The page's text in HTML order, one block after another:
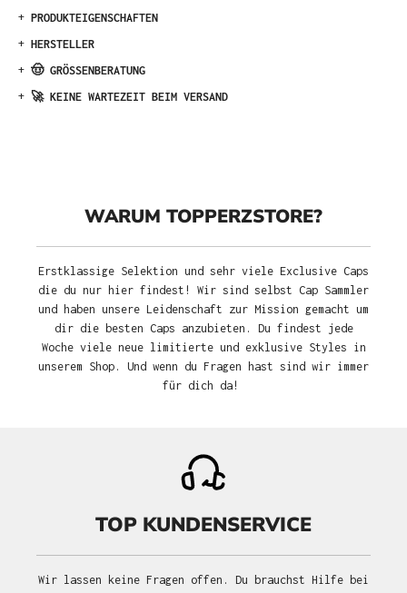
+ PRODUKTEIGENSCHAFTEN
+ HERSTELLER
+ 🤠 GRÖSSENBERATUNG
+ 🚀 KEINE WARTEZEIT BEIM VERSAND
WARUM TOPPERZSTORE?
Erstklassige Selektion und sehr viele Exclusive Caps
die du nur hier findest! Wir sind selbst Cap Sammler
und haben unsere Leidenschaft zur Mission gemacht um
dir die besten Caps anzubieten. Du findest jede
Woche viele neue limitierte und exklusive Styles in
unserem Shop. Und wenn du Fragen hast sind wir immer
für dich da!
TOP KUNDENSERVICE
Wir lassen keine Fragen offen. Du brauchst Hilfe bei